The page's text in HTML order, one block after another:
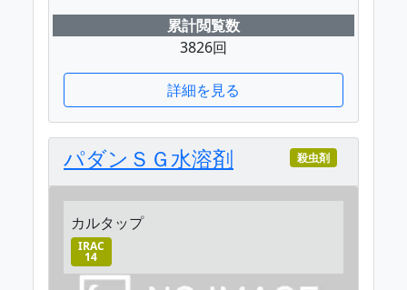
累計閲覧数
3826回
詳細を見る
パダンＳＧ水溶剤 殺虫剤
カルタップ
IRAC
14